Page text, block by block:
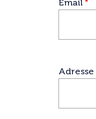
Email
Adresse
Adresse